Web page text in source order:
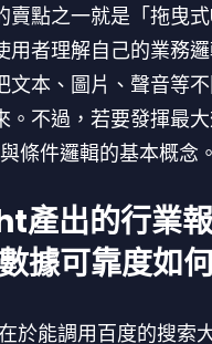
賣點之一就是「拖曳
用者理解自己的業務
文本、圖片、聲音等
。不過，若要發揮最
條件邏輯的基本概念
出的行業
據可靠度如
於能調用百度的搜索